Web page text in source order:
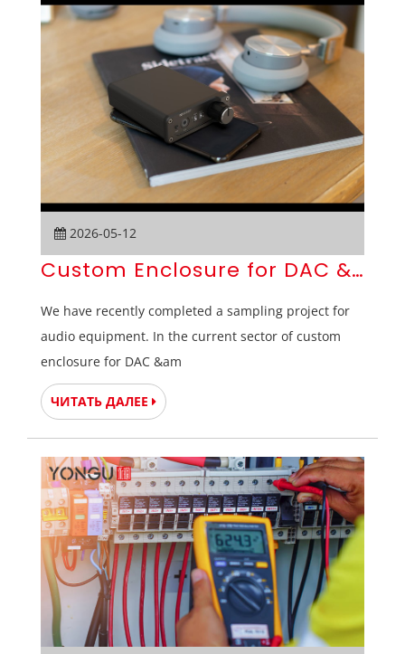
2026-05-12
Custom Enclosure for DAC &
We have recently completed a sampling project for
audio equipment. In the current sector of custom
enclosure for DAC &am
ЧИТАТЬ ДАЛЕЕ